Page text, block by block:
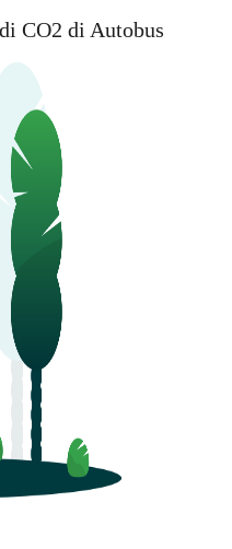
CO2 di Autobus